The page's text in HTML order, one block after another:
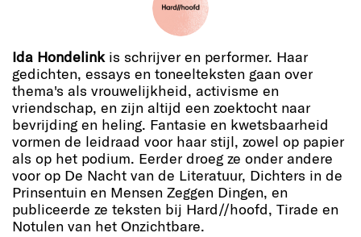
Ida Hondelinkis schrijver en performer. Haar
gedichten, essays en toneelteksten gaan over
thema's als vrouwelijkheid, activisme en
vriendschap, en zijn altijd een zoektocht naar
bevrijding en heling. Fantasie en kwetsbaarheid
vormen de leidraad voor haar stijl, zowel op papier
als op het podium. Eerder droeg ze onder andere
voor op De Nacht van de Literatuur, Dichters in de
Prinsentuin en Mensen Zeggen Dingen, en
publiceerde ze teksten bij Hard//hoofd, Tirade en
Notulen van het Onzichtbare.